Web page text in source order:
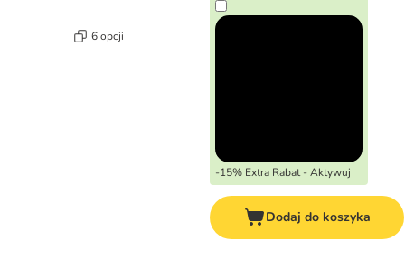
6 opcji
-15% Extra Rabat - Aktywuj
Dodaj do koszyka